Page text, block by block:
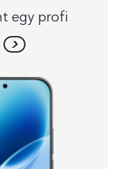
egy profi